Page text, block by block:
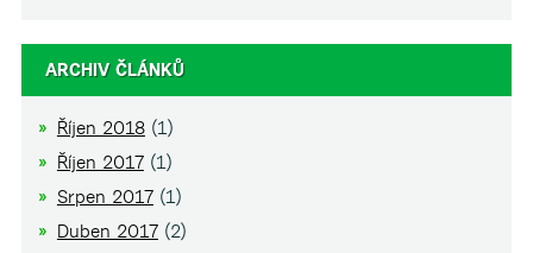
ARCHIV ČLÁNKŮ
Říjen 2018(1)
Říjen 2017(1)
Srpen 2017(1)
Duben 2017(2)